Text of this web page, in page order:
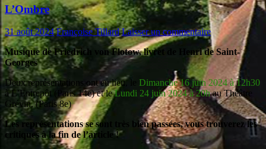
L’Ombre
31 août 2024 Françoise Tillard Laisser un commentaire
Musique de Friedrich von Flotow, livret de Henri de Saint-
Georges
Deux représentations ont eu lieu, le Dimanche 16 juin 2024 à 12h30
à L’Entrepôt (Paris 14e) et leLundi 24 juin 2024 à 20hau Théâtre
Grévin, (Paris 8e)
Les représentations se sont très bien passées, vous trouverez les
critiques à la fin de l’article !